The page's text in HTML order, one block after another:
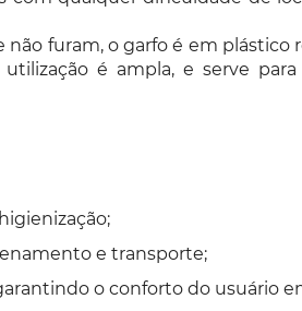
furam, o garfo é em
é ampla, e serve
e transporte;
o conforto do usuário